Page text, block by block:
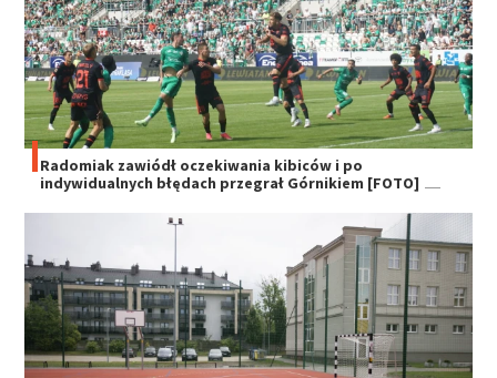
Radomiak zawiódł oczekiwania kibiców i po
indywidualnych błędach przegrał Górnikiem [FOTO]